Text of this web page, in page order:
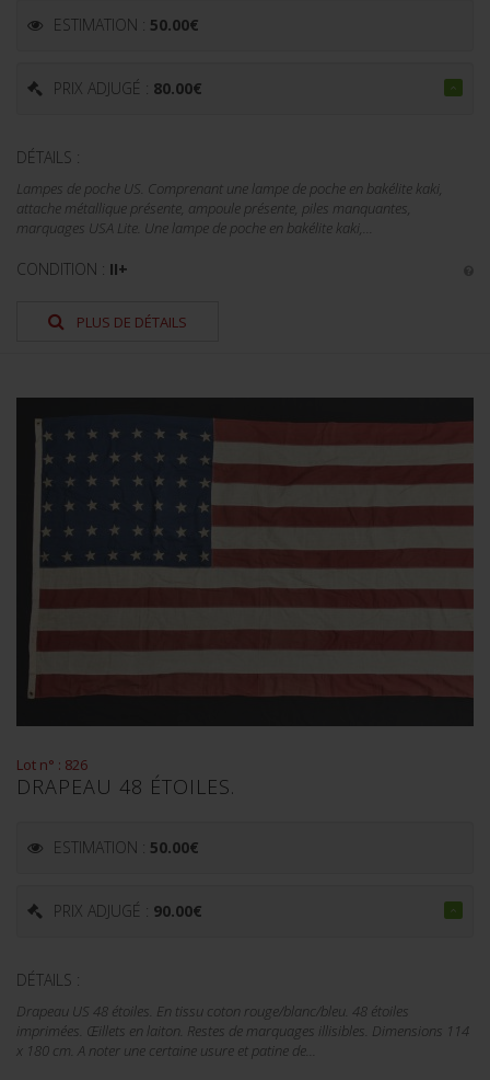
ESTIMATION : 50.00€
PRIX ADJUGÉ : 80.00€
DÉTAILS :
Lampes de poche US. Comprenant une lampe de poche en bakélite kaki,
attache métallique présente, ampoule présente, piles manquantes,
marquages USA Lite. Une lampe de poche en bakélite kaki,...
CONDITION : II+
PLUS DE DÉTAILS
Lot n° : 826
DRAPEAU 48 ÉTOILES.
ESTIMATION : 50.00€
PRIX ADJUGÉ : 90.00€
DÉTAILS :
Drapeau US 48 étoiles. En tissu coton rouge/blanc/bleu. 48 étoiles
imprimées. Œillets en laiton. Restes de marquages illisibles. Dimensions 114
x 180 cm. A noter une certaine usure et patine de...